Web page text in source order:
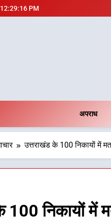
12:29:17 PM
अपराध
उत्तराखंड के 100 निकायों में
100 निकायों में